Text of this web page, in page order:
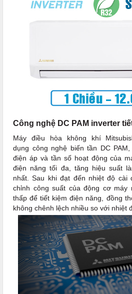
Công nghệ DC PAM inverter
Máy điều hòa không khí
dụng công nghệ biến tần DC
điện áp và tần số hoạt động của
điện năng tối đa, tăng hiệu suất
nhất. Sau khi đạt đến nhiệt độ cài
chỉnh công suất của động cơ
thấp để tiết kiệm điện năng, đồng
không chênh lệch nhiều so với nhiệt